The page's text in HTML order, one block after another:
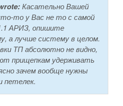
Касательно Вашей
то у Вас не то с самой
АРИЗ, опишите
а лучше систему в целом.
ТП абсолютно не видно,
прищепкам удерживать
зачем вообще нужны
петелек.